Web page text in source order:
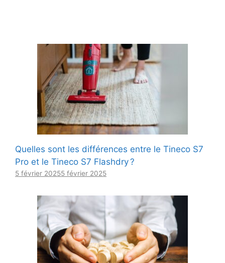
Quelles sont les différences entre le Tineco S7
Pro et le Tineco S7 Flashdry ?
5 février 20255 février 2025